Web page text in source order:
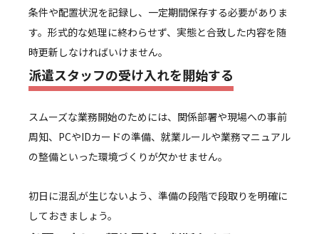
条件や配置状況を記録し、一定期間保存する必要がありま
す。形式的な処理に終わらせず、実態と合致した内容を随
時更新しなければいけません。
派遣スタッフの受け入れを開始する
スムーズな業務開始のためには、関係部署や現場への事前
周知、PCやIDカードの準備、就業ルールや業務マニュアル
の整備といった環境づくりが欠かせません。
初日に混乱が生じないよう、準備の段階で段取りを明確に
しておきましょう。